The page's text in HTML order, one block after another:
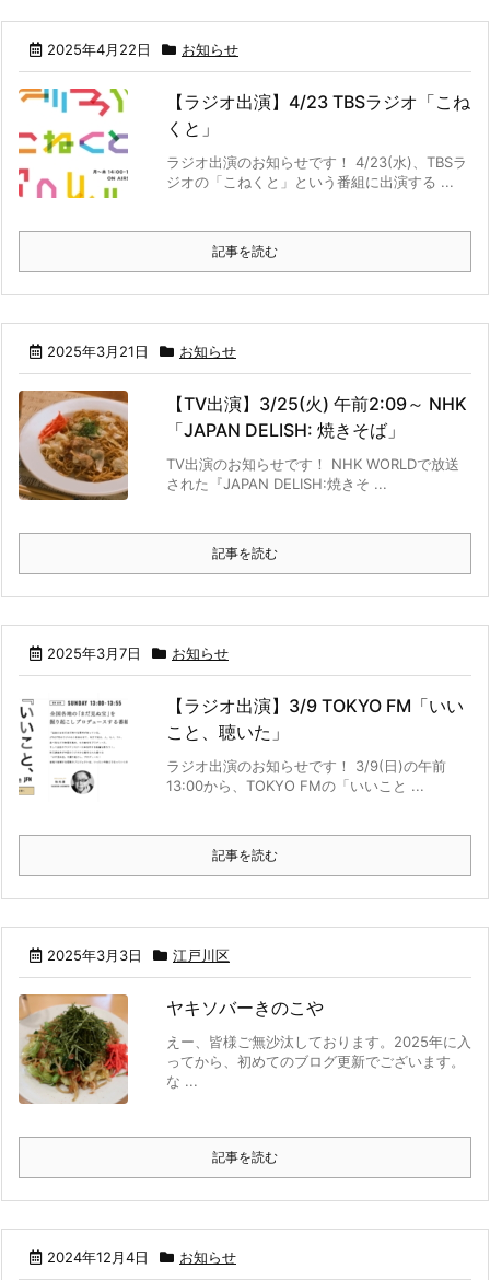
2025年4月22日 お知らせ
【ラジオ出演】4/23 TBSラジオ「こね
くと」
ラジオ出演のお知らせです！ 4/23(水)、TBSラ
ジオの「こねくと」という番組に出演する ...
記事を読む
2025年3月21日 お知らせ
【TV出演】3/25(火) 午前2:09～ NHK
「JAPAN DELISH: 焼きそば」
TV出演のお知らせです！ NHK WORLDで放送
された『JAPAN DELISH:焼きそ ...
記事を読む
2025年3月7日 お知らせ
【ラジオ出演】3/9 TOKYO FM「いい
こと、聴いた」
ラジオ出演のお知らせです！ 3/9(日)の午前
13:00から、TOKYO FMの「いいこと ...
記事を読む
2025年3月3日 江戸川区
ヤキソバーきのこや
えー、皆様ご無沙汰しております。2025年に入
ってから、初めてのブログ更新でございます。
な ...
記事を読む
2024年12月4日 お知らせ